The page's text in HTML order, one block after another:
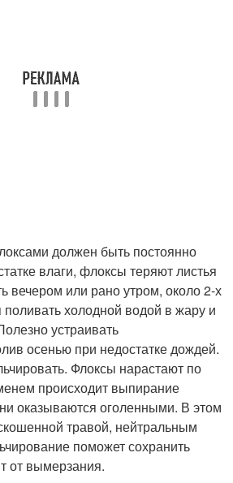
должен быть постоянно
влаги, флоксы теряют листья
вечером или рано утром, около 2-х
холодной водой в жару и
устраивать
осенью при недостатке дождей.
Флоксы нарастают по
происходит выпирание
оказываются оголенными. В этом
травой, нейтральным
поможет сохранить
от вымерзания.